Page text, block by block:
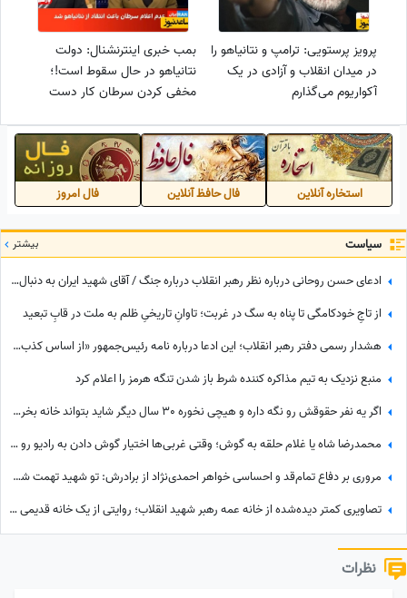
پرویز پرستویی: ترامپ و نتانیاهو را
در میدان انقلاب و آزادی در یک
آکواریوم می‌گذارم
بمب خبری اینترنشنال: دولت
نتانیاهو در حال سقوط است!؛
مخفی کردن سرطان کار دست
استخاره آنلاین فال حافظ آنلاین فال امروز
سیاست بیشتر
ادعای حسن روحانی درباره نظر رهبر انقلاب درباره جنگ / آقای شهید ایران به دنبال جنگ با آمریکا بود؟
از تاجِ خودکامگی تا پناه به سگ در غربت؛ تاوانِ تاریخیِ ظلم به ملت در قابِ تبعید
هشدار رسمی دفتر رهبر انقلاب؛ این ادعا درباره نامه رئیس‌جمهور «از اساس کذب» است
منبع نزدیک به تیم مذاکره کننده شرط باز شدن تنگه هرمز را اعلام کرد
اگر یه نفر حقوقش رو نگه داره و هیچی نخوره 30 سال دیگر شاید بتواند خانه بخرد؛ جمله جالب پزشکیان که بار دیگر دست به دست می‌شود
محمدرضا شاه یا غلام حلقه به گوش؛ وقتی غربی‌ها اختیار گوش دادن به رادیو رو هم از پدر ربع پهلوی گرفته بودند!+ویدیو
مروری بر دفاع تمام‌قد و احساسی خواهر احمدی‌نژاد از برادرش: تو شهید تهمت شدی؛ برادرم تو خستگی را شرمنده کردی!
تصاویری کمتر دیده‌شده از خانه عمه رهبر شهید انقلاب؛ روایتی از یک خانه قدیمی در محله خیابان تبریز
نظرات